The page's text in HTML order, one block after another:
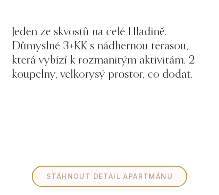
Jeden ze skvostů na celé Hladině.
Důmyslné 3+KK s nádhernou terasou,
která vybízí k rozmanitým aktivitám. 2
koupelny, velkorysý prostor, co dodat.
STÁHNOUT DETAIL APARTMÁNU